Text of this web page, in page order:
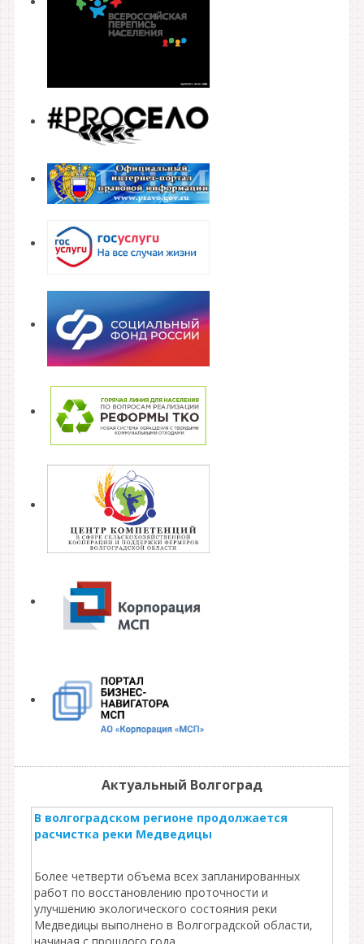
Актуальный Волгоград
В волгоградском регионе продолжается
расчистка реки Медведицы
Более четверти объема всех запланированных
работ по восстановлению проточности и
улучшению экологического состояния реки
Медведицы выполнено в Волгоградской области,